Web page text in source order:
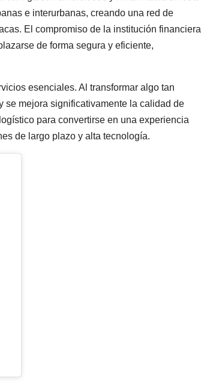
e interurbanas, creando una red de
El compromiso de la institución financiera
de forma segura y eficiente,
esenciales. Al transformar algo tan
se mejora significativamente la calidad de
para convertirse en una experiencia
de largo plazo y alta tecnología.